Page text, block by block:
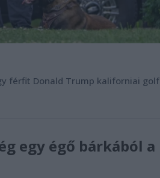
férfit Donald Trump kaliforniai
egy égő bárkából a